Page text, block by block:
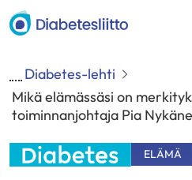
Siirry
sisältöön
Diabetesliitto
Diabetes-lehti
Mikä elämässäsi on
toiminnanjohtaja Pia
ELÄMÄ